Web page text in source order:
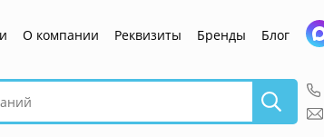
О компании Реквизиты Бренды Блог